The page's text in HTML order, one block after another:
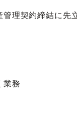
理契約締結に先
業務